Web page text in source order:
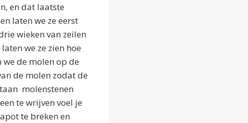
en dat laatste
laten we ze eerst
wieken van zeilen
we ze zien hoe
de molen op de
de molen zodat de
molenstenen
te wrijven voel je
te breken en